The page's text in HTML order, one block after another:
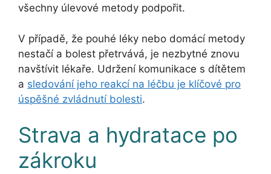
všechny úlevové metody podpořit.
V případě, že pouhé léky nebo domácí metody
nestačí a bolest přetrvává, je nezbytné znovu
navštívit lékaře. Udržení komunikace s dítětem
a sledování jeho reakcí na léčbu je klíčové pro
úspěšné zvládnutí bolesti.
Strava a hydratace po
zákroku